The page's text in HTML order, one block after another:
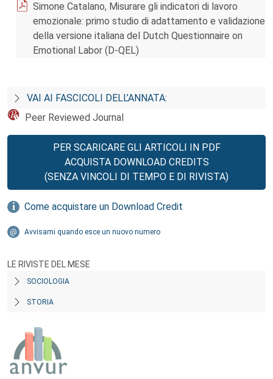
Simone Catalano, Misurare gli indicatori di lavoro
emozionale: primo studio di adattamento e validazione
della versione italiana del Dutch Questionnaire on
Emotional Labor (D-QEL)
VAI AI FASCICOLI DELL’ANNATA:
Peer Reviewed Journal
PER SCARICARE GLI ARTICOLI IN PDF
ACQUISTA DOWNLOAD CREDITS
(SENZA VINCOLI DI TEMPO E DI RIVISTA)
Come acquistare un Download Credit
Avvisami quando esce un nuovo numero
LE RIVISTE DEL MESE
SOCIOLOGIA
STORIA